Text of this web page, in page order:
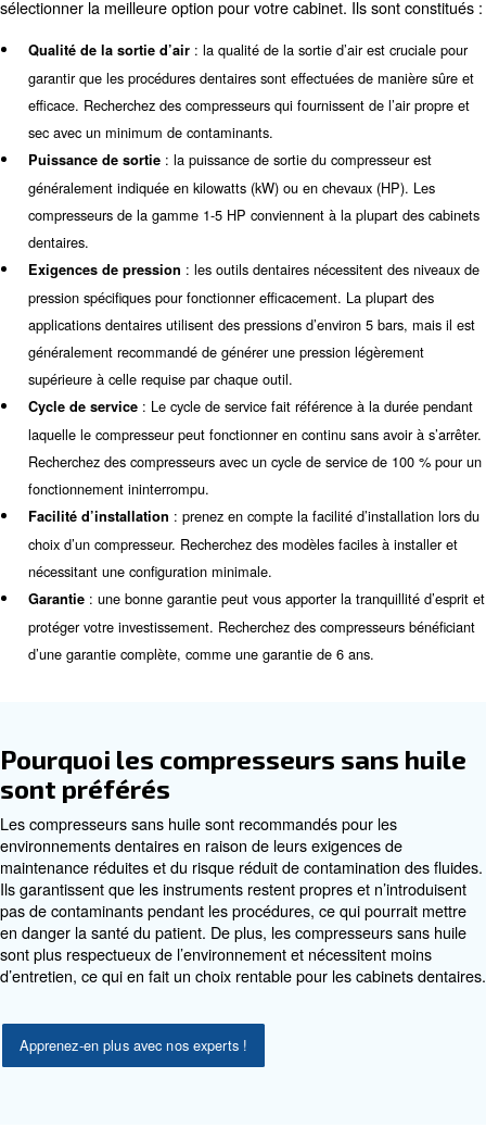
Il existe plusieurs types de compresseurs d’air dentaire,
présentant ses propres avantages et inconvénients.
courants sont :
Compresseurs sans huile: ces compresseurs sont
applications dentaires car ils garantissent que les
propres et n’introduisent pas de contaminants pendant
nécessitent moins d’entretien et sont plus respectueux de
l’environnement.
Compresseurs silencieux: ces compresseurs sont
fonctionner silencieusement, ce qui les rend idéaux pour
dentaires où les niveaux sonores doivent être faibles. Ils
environnement confortable aux patients et aux
Fonctionnalités clés à prendre
Lors du choix d’un compresseur d’air dentaire, il est
compte de plusieurs caractéristiques clés pour vous
sélectionner la meilleure option pour votre cabinet. Ils
Qualité de la sortie d’air: la qualité de la sortie d’air est
garantir que les procédures dentaires sont effectuées de
Puissance de sortie: la puissance de sortie du
généralement indiquée en kilowatts (kW) ou en chevaux
compresseurs de la gamme 1-5 HP conviennent à la
dentaires.
Exigences de pression: les outils dentaires nécessitent
pression spécifiques pour fonctionner efficacement. La
applications dentaires utilisent des pressions d’environ 5
supérieure à celle requise par chaque outil.